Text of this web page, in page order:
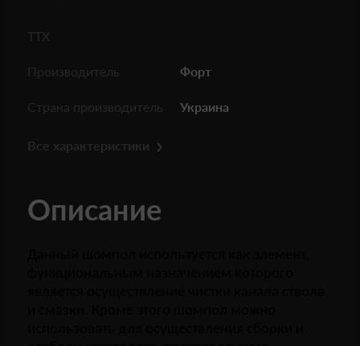
ТТХ
Производитель Форт
Страна производитель Украина
Все характеристики
Описание